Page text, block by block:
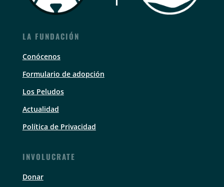
LA FUNDACIÓN
Conócenos
Formulario de adopción
Los Peludos
Actualidad
Política de Privacidad
INVOLUCRATE
Donar